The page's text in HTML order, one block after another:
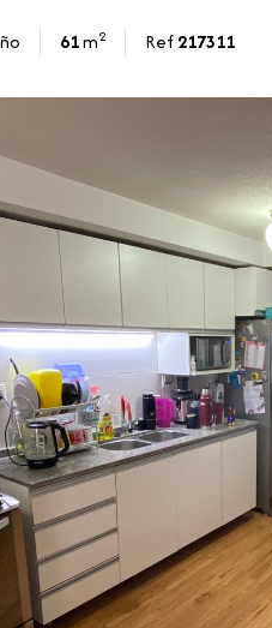
61m2 Ref217311